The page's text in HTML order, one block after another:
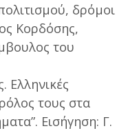
δρόμοι
Κορδόσης,
του
Ελληνικές
τους στα
Εισήγηση: Γ.